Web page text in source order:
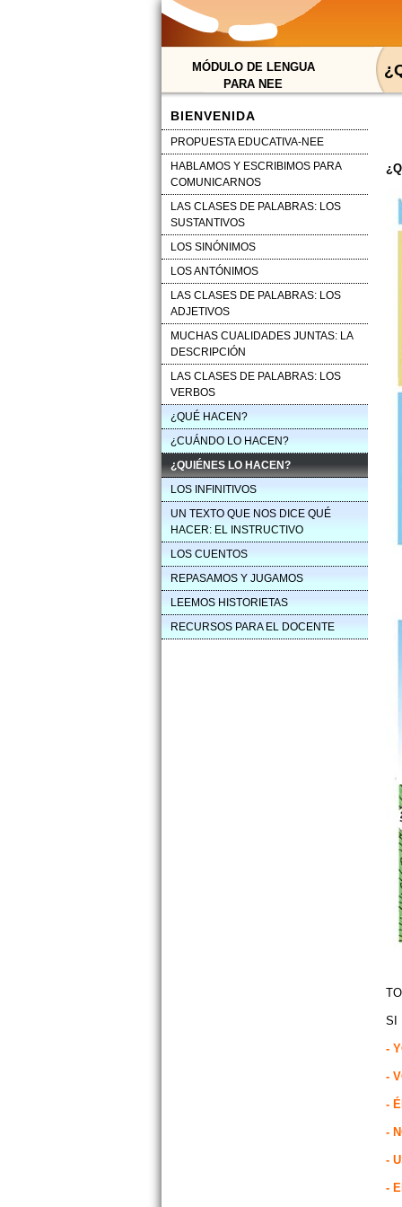
MÓDULO DE LENGUA
PARA NEE
BIENVENIDA
PROPUESTA EDUCATIVA-NEE
HABLAMOS Y ESCRIBIMOS PARA
COMUNICARNOS
LAS CLASES DE PALABRAS: LOS
SUSTANTIVOS
LOS SINÓNIMOS
LOS ANTÓNIMOS
LAS CLASES DE PALABRAS: LOS
ADJETIVOS
MUCHAS CUALIDADES JUNTAS: LA
DESCRIPCIÓN
LAS CLASES DE PALABRAS: LOS
VERBOS
¿QUÉ HACEN?
¿CUÁNDO LO HACEN?
¿QUIÉNES LO HACEN?
LOS INFINITIVOS
UN TEXTO QUE NOS DICE QUÉ
HACER: EL INSTRUCTIVO
LOS CUENTOS
REPASAMOS Y JUGAMOS
LEEMOS HISTORIETAS
RECURSOS PARA EL DOCENTE
SI
-
-
-
-
-
-